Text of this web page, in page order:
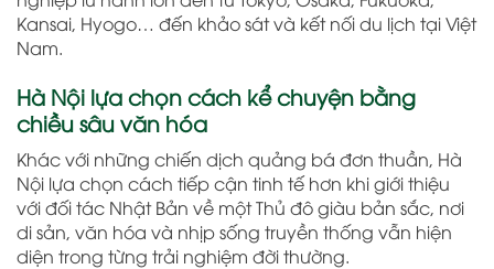
Kansai, Hyogo… đến khảo sát và kết nối du lịch tại Việt
Nam.
Hà Nội lựa chọn cách kể chuyện bằng
chiều sâu văn hóa
Khác với những chiến dịch quảng bá đơn thuần, Hà
Nội lựa chọn cách tiếp cận tinh tế hơn khi giới thiệu
với đối tác Nhật Bản về một Thủ đô giàu bản sắc, nơi
di sản, văn hóa và nhịp sống truyền thống vẫn hiện
diện trong từng trải nghiệm đời thường.